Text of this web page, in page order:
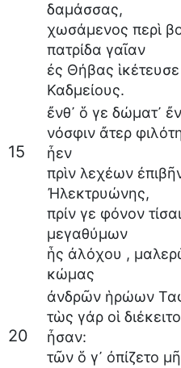
δαμάσσας,
χωσάμενος περὶ
πατρίδα γαῖαν
ἐς Θήβας ἱκέτευσε
Καδμείους.
ἔνθ᾽ ὅ γε δώματ᾽
15
νόσφιν ἄτερ
ἦεν
πρὶν λεχέων
Ἠλεκτρυώνης,
πρίν γε φόνον
μεγαθύμων
ἧς ἀλόχου ,
κώμας
ἀνδρῶν ἡρώων
20
τὼς γάρ οἱ διέκειτο
ἦσαν:
τῶν ὅ γ᾽ ὀπίζετο